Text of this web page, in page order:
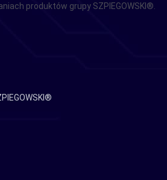
produktów grupy SZPIEGOWSKI®.